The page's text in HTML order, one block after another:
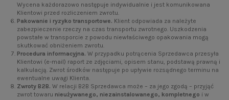
Wycena każdorazowo następuje indywidualnie i jest komunikowana
Klientowi przed rozliczeniem zwrotu.
Pakowanie i ryzyko transportowe. Klient odpowiada za należyte
zabezpieczenie rzeczy na czas transportu zwrotnego. Uszkodzenia
powstałe w transporcie z powodu niewłaściwego opakowania mogą
skutkować obniżeniem zwrotu.
Procedura informacyjna. W przypadku potrącenia Sprzedawca przesyła
Klientowi (e-mail) raport ze zdjęciami, opisem stanu, podstawą prawną i
kalkulacją. Zwrot środków następuje po upływie rozsądnego terminu na
ewentualne uwagi Klienta.
Zwroty B2B. W relacji B2B Sprzedawca może – za jego zgodą – przyjąć
zwrot towaru nieużywanego, niezainstalowanego, kompletnego i w